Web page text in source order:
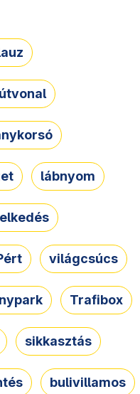
lábnyom
világcsúcs
Trafibox
sikkasztás
bulivillamos